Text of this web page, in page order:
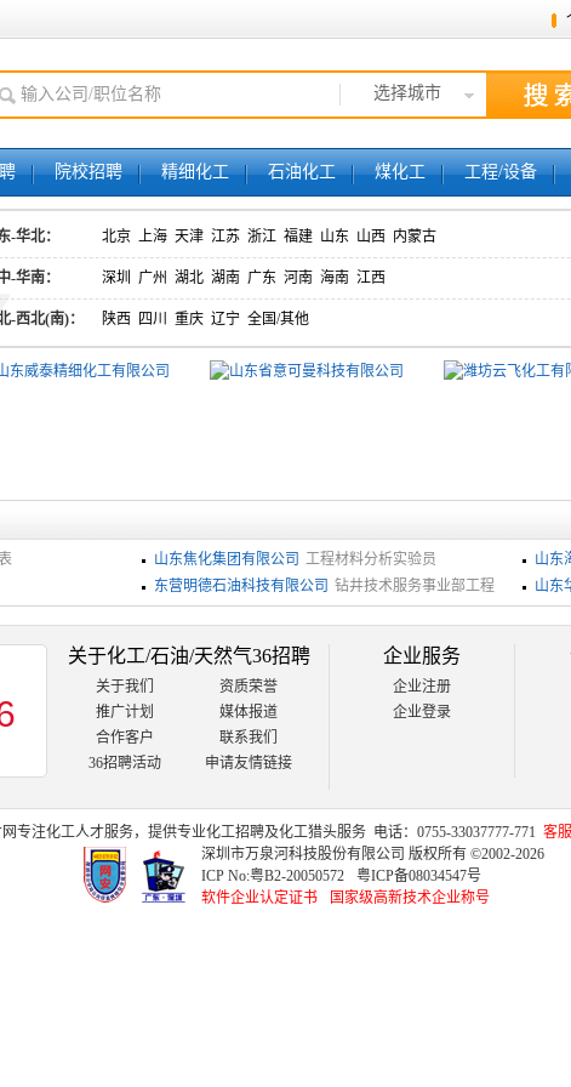
选择城市
院校招聘 精细化工 石油化工 煤化工 工程/设备
-华北： 北京 上海 天津 江苏 浙江 福建 山东 山西 内蒙古
-华南： 深圳 广州 湖北 湖南 广东 河南 海南 江西
-西北(南)： 陕西 四川 重庆 辽宁 全国/其他
山东焦化集团有限公司 工程材料分析实验员 山东
东营明德石油科技有限公司 钻井技术服务事业部工程
山东
关于化工/石油/天然气36招聘
关于我们
资质荣誉
推广计划
媒体报道
合作客户
联系我们
36招聘活动
申请友情链接
企业服务
企业注册
企业登录
专注化工人才服务，提供专业化工招聘及化工猎头服务 电话：0755-33037777-771 客
深圳市万泉河科技股份有限公司 版权所有 ©2002-2026
ICP No:粤B2-20050572
粤ICP备08034547号
软件企业认定证书
国家级高新技术企业称号